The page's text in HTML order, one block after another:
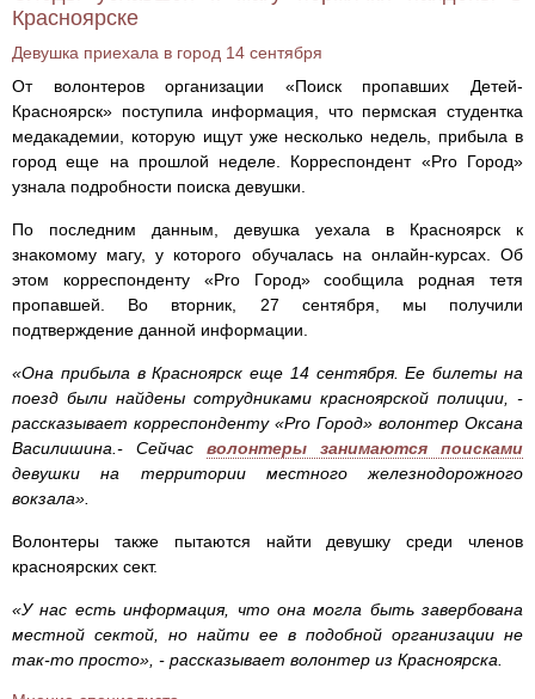
Красноярске
Девушка приехала в город 14 сентября
От волонтеров организации «Поиск пропавших Детей-
Красноярск» поступила информация, что пермская студентка
медакадемии, которую ищут уже несколько недель, прибыла в
город еще на прошлой неделе. Корреспондент «Pro Город»
узнала подробности поиска девушки.
По последним данным, девушка уехала в Красноярск к
знакомому магу, у которого обучалась на онлайн-курсах. Об
этом корреспонденту «Pro Город» сообщила родная тетя
пропавшей. Во вторник, 27 сентября, мы получили
подтверждение данной информации.
«Она прибыла в Красноярск еще 14 сентября. Ее билеты на
поезд были найдены сотрудниками красноярской полиции, -
рассказывает корреспонденту «Pro Город» волонтер Оксана
Василишина.- Сейчас волонтеры занимаются поисками
девушки на территории местного железнодорожного
вокзала».
Волонтеры также пытаются найти девушку среди членов
красноярских сект.
«У нас есть информация, что она могла быть завербована
местной сектой, но найти ее в подобной организации не
так-то просто», - рассказывает волонтер из Красноярска.